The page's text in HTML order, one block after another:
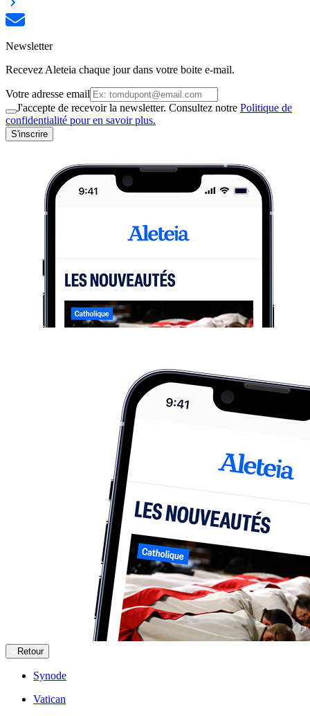
Newsletter
Recevez Aleteia chaque jour dans votre boite e-mail.
Votre adresse email
J'accepte de recevoir la newsletter. Consultez notre Politique de
confidentialité pour en savoir plus.
S'inscrire
Retour
Synode
Vatican